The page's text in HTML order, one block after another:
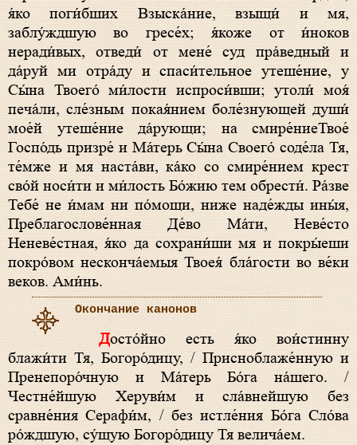
я́ко поги́бших Взыска́ние, взыщи́ и мя,
заблу́ждшую во гресе́х; я́коже от и́ноков
неради́вых, отведи́ от мене́ суд пра́ведный и
да́руй ми отра́ду и спаси́тельное утеше́ние, у
Сы́на Твоего́ ми́лости испроси́вши; утоли́ моя́
печа́ли, сле́зным покая́нием боле́знующей души́
мое́й утеше́ние да́рующи; на смире́ниеТвое́
Госпо́дь призре́ и Ма́терь Сы́на Своего́ соде́ла Тя,
те́мже и мя наста́ви, ка́ко со смире́нием крест
сво́й носи́ти и ми́лость Бо́жию тем обрести́. Ра́зве
Тебе́ не и́мам ни по́мощи, ниже наде́жды ины́я,
Преблагослове́нная Де́во Ма́ти, Неве́сто
Неневе́стная, я́ко да сохрани́ши мя и покры́еши
покро́вом несконча́емыя Твоея́ бла́гости во ве́ки
веков. Ами́нь.
Окончание канонов
Досто́йно есть я́ко вои́стинну
блажи́ти Тя, Богоро́дицу, / Присноблаже́нную и
Пренепоро́чную и Ма́терь Бо́га на́шего. /
Честне́йшую Херуви́м и сла́внейшую без
сравне́ния Серафи́м, / без истле́ния Бо́га Сло́ва
ро́ждшую, су́щую Богоро́дицу Тя велича́ем.